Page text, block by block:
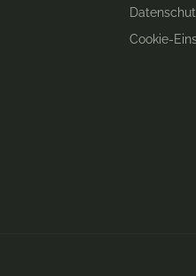
Cookie-